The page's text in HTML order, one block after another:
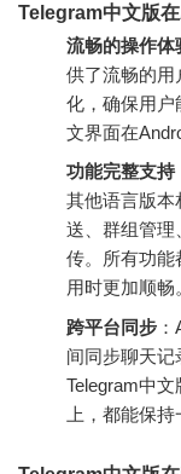
Telegram中文版
流畅的操作体
供了流畅的用
化，确保用户
文界面在
功能完整支持
其他语言版本
送、群组管理
传。所有功能
用时更加顺畅
跨平台同步
间同步聊天记
Telegram中
上，都能保